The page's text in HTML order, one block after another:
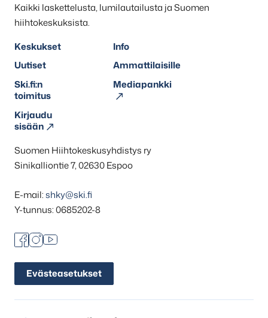
Kaikki laskettelusta, lumilautailusta ja Suomen
hiihtokeskuksista.
Keskukset
Info
Uutiset
Ammattilaisille
Ski.fi:n
toimitus
Mediapankki
Kirjaudu
sisään
Suomen Hiihtokeskusyhdistys ry
Sinikalliontie 7, 02630 Espoo
E-mail:shky@ski.fi
Y-tunnus: 0685202-8
Facebook
Instagram
Youtube
Evästeasetukset